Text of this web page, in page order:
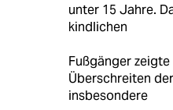
unter 15 Jahre.
kindlichen
Fußgänger
Überschreiten
insbesondere